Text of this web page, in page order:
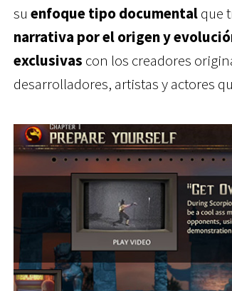
su enfoque tipo documentalque
narrativa por el origen y
exclusivas con los creadores
desarrolladores, artistas y actores